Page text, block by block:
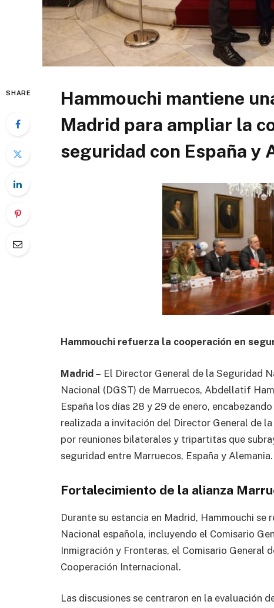
SHARE
Hammouchi mantiene
Madrid para ampliar la
seguridad con España y
Hammouchi refuerza la cooperación en
Madrid – El Director General de la Seguridad
Nacional (DGST) de Marruecos, Abdellatif
España los días 28 y 29 de enero,
realizada a invitación del Director General de
por reuniones bilaterales y tripartitas que
seguridad entre Marruecos, España y Alemania.
Fortalecimiento de la alianza
Durante su estancia en Madrid, Hammouchi
Nacional española, incluyendo el Comisario
Inmigración y Fronteras, el Comisario General
Cooperación Internacional.
Las discusiones se centraron en la evaluación